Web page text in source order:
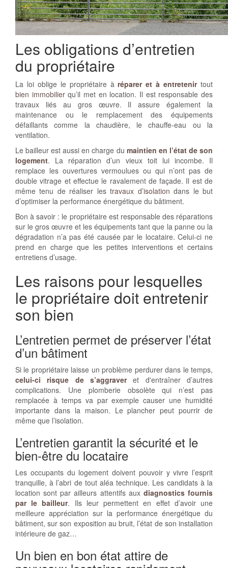
Les obligations d’entretien
du propriétaire
La loi oblige le propriétaire à réparer et à entretenirtout
bien immobilierqu’il met en location. Il est responsable des
travaux liés au gros œuvre. Il assure également la
maintenance ou le remplacement des équipements
défaillants comme la chaudière, le chauffe-eau ou la
ventilation.
Le bailleur est aussi en charge du maintien en l’état de son
logement. La réparation d’un vieux toit lui incombe. Il
remplace les ouvertures vermoulues ou qui n’ont pas de
double vitrage et effectue le ravalement de façade. Il est de
même tenu de réaliser lestravaux d’isolation dans le but
d’optimiser la performance énergétique du bâtiment.
Bon à savoir : le propriétaire est responsable des réparations
sur le gros œuvre et les équipements tant que la panne ou la
dégradation n’a pas été causée par le locataire. Celui-ci ne
prend en charge que les petites interventions et certains
entretiens d’usage.
Les raisons pour lesquelles
le propriétaire doit entretenir
son bien
L’entretien permet de préserver l’état
d’un bâtiment
Si le propriétaire laisse un problème perdurer dans le temps,
celui-ci risque de s’aggraveret d'entraîner d’autres
complications. Une plomberie obsolète qui n’est pas
remplacée à temps va par exemple causer une humidité
importante dans la maison. Le plancher peut pourrir de
même que l’isolation.
L’entretien garantit la sécurité et le
bien-être du locataire
Les occupants du logement doivent pouvoir y vivre l’esprit
tranquille, à l’abri de tout aléa technique. Les candidats à la
location sont par ailleurs attentifs aux diagnostics fournis
par le bailleur. Ils leur permettent en effet d’avoir une
meilleure appréciation sur la performance énergétique du
bâtiment, sur son exposition au bruit, l’état de son installation
intérieure de gaz…
Un bien en bon état attire de